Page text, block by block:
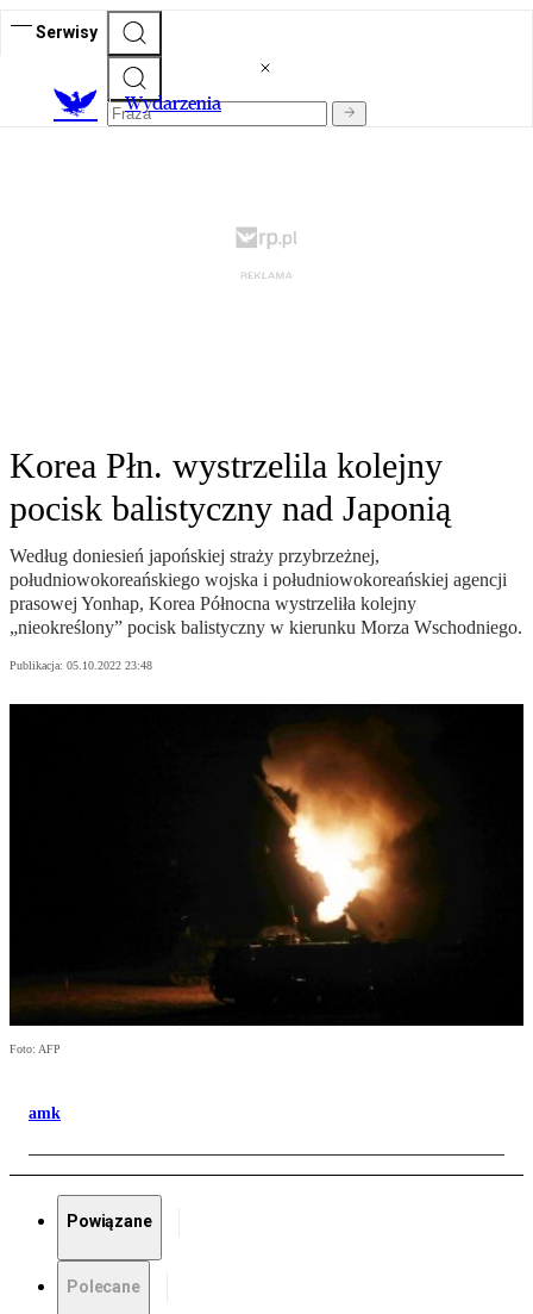
Serwisy
Wydarzenia
Korea Płn. wystrzelila kolejny
pocisk balistyczny nad Japonią
Według doniesień japońskiej straży przybrzeżnej,
południowokoreańskiego wojska i południowokoreańskiej agencji
prasowej Yonhap, Korea Północna wystrzeliła kolejny
„nieokreślony” pocisk balistyczny w kierunku Morza Wschodniego.
Publikacja: 05.10.2022 23:48
Foto: AFP
amk
Powiązane
Polecane